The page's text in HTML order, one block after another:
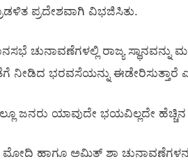
ಪ್ರದೇಶವಾಗಿ ವಿಭಜಿಸಿತು.
ಚುನಾವಣೆಗಳಲ್ಲಿ ರಾಜ್ಯ ಸ್ಥಾನವನ್ನು
ನೀಡಿದ ಭರವಸೆಯನ್ನು ಈಡೇರಿಸುತ್ತಾರೆ
ಜನರು ಯಾವುದೇ ಭಯವಿಲ್ಲದೇ ಹೆಚ್ಚಿನ
ಮೋದಿ ಹಾಗೂ ಅಮಿತ್‌ ಶಾ